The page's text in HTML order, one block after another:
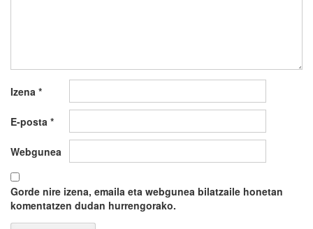
Izena *
E-posta *
Webgunea
Gorde nire izena, emaila eta webgunea bilatzaile honetan
komentatzen dudan hurrengorako.